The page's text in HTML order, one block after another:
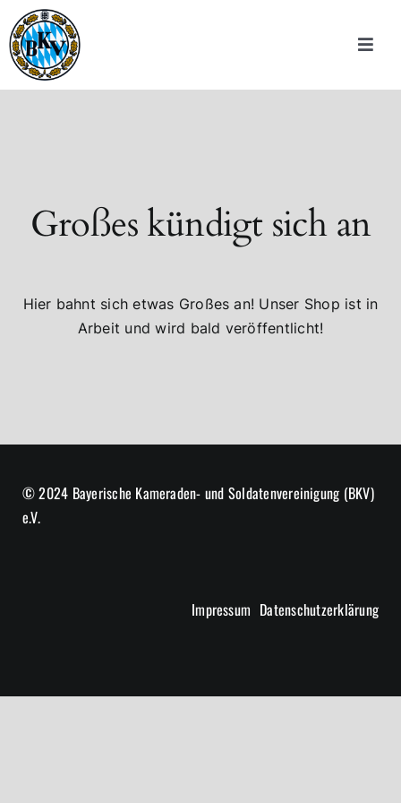
Inhalt
springen
Toggle
Wir über uns
Sportschützen
Downloads
Großes kündigt sich an
Hier bahnt sich etwas Großes an! Unser Shop ist in
Arbeit und wird bald veröffentlicht!
© 2024 Bayerische Kameraden- und Soldatenvereinigung (BKV)
e.V.
Impressum Datenschutzerklärung